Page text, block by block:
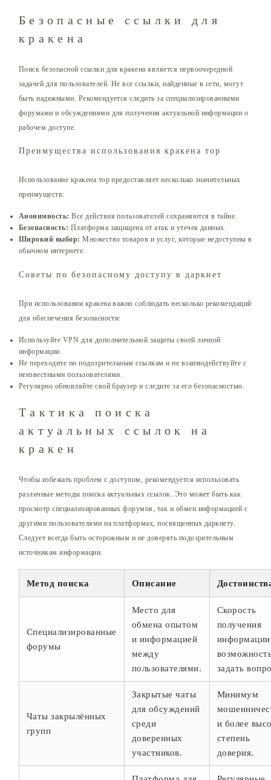
Безопасные ссылки для
кракена
Поиск безопасной ссылки для кракена является первоочередной
задачей для пользователей. Не все ссылки, найденные в сети, могут
быть надежными. Рекомендуется следить за специализированными
форумами и обсуждениями для получения актуальной информации о
рабочем доступе.
Преимущества использования кракена тор
Использование кракена тор предоставляет несколько значительных
преимуществ:
Анонимность: Все действия пользователей сохраняются в тайне.
Безопасность: Платформа защищена от атак и утечек данных.
Широкий выбор: Множество товаров и услуг, которые недоступны в
обычном интернете.
Советы по безопасному доступу в даркнет
При использовании кракена важно соблюдать несколько рекомендаций
для обеспечения безопасности:
Используйте VPN для дополнительной защиты своей личной
информации.
Не переходите по подозрительным ссылкам и не взаимодействуйте с
неизвестными пользователями.
Регулярно обновляйте свой браузер и следите за его безопасностью.
Тактика поиска
актуальных ссылок на
кракен
Чтобы избежать проблем с доступом, рекомендуется использовать
различные методы поиска актуальных ссылок. Это может быть как
просмотр специализированных форумов, так и обмен информацией с
другими пользователями на платформах, посвященных даркнету.
Следует всегда быть осторожным и не доверять подозрительным
источникам информации.
Метод поиска Описание
Специализированные
форумы
Место для
обмена опытом
и информацией
между
пользователями.
Скорость
получения
задать
Чаты закрылённых
групп
Закрытые чаты
для обсуждений
среди
доверенных
участников.
Минимум
и более
степень
доверия.